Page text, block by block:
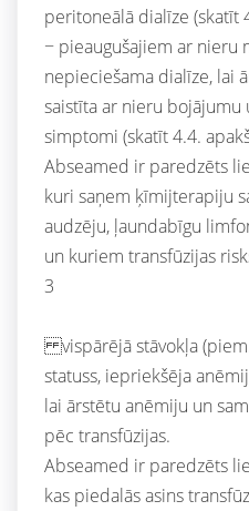
peritoneālā dialīze (skatīt
− pieaugušajiem ar nieru
nepieciešama dialīze, lai
saistīta ar nieru bojājumu
simptomi (skatīt 4.4.
Abseamed ir paredzēts
kuri saņem ķīmijterapiju
audzēju, ļaundabīgu
un kuriem transfūzijas
3
vispārējā stāvokļa
statuss, iepriekšēja
lai ārstētu anēmiju un
pēc transfūzijas.
Abseamed ir paredzēts
kas piedalās asins